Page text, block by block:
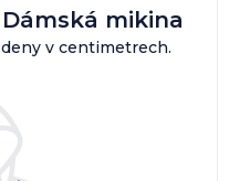
mikina
v centimetrech.